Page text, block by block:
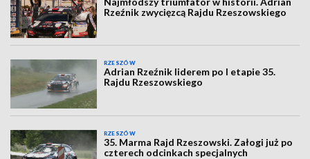
Rzeźnik zwycięzcą Rajdu Rzeszowskiego
RZESZÓW
Adrian Rzeźnik liderem po I etapie 35.
Rajdu Rzeszowskiego
RZESZÓW
35. Marma Rajd Rzeszowski. Załogi już po
czterech odcinkach specjalnych